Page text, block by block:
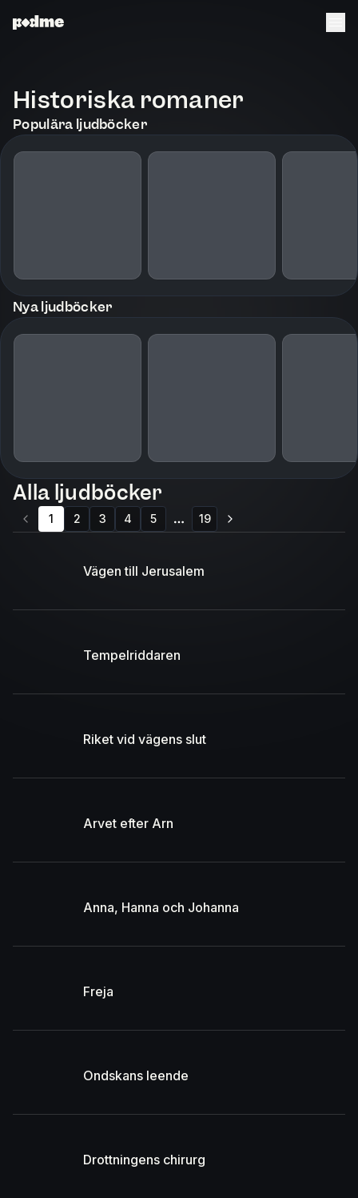
Historiska romaner
Populära ljudböcker
Nya ljudböcker
Alla ljudböcker
1 2 3 4 5 19
Vägen till Jerusalem
Tempelriddaren
Riket vid vägens slut
Arvet efter Arn
Anna, Hanna och Johanna
Freja
Ondskans leende
Drottningens chirurg